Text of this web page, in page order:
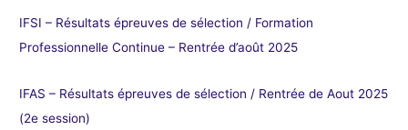
IFSI – Résultats épreuves de sélection / Formation
Professionnelle Continue – Rentrée d’août 2025
IFAS – Résultats épreuves de sélection / Rentrée de Aout 2025
(2e session)